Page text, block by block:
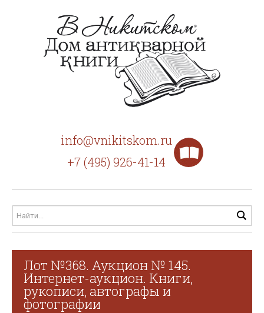
info@vnikitskom.ru
+7 (495) 926-41-14
Лот №368. Аукцион № 145.
Интернет-аукцион. Книги,
рукописи, автографы и
фотографии